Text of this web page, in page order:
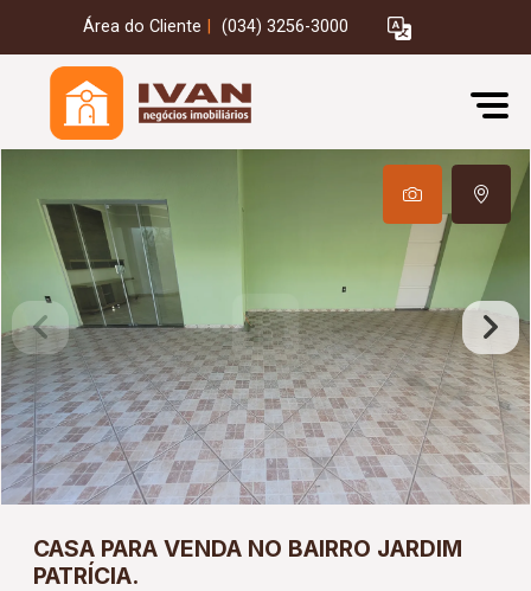
Área do Cliente (034) 3256-3000
CASA PARA VENDA NO BAIRRO JARDIM
PATRÍCIA.